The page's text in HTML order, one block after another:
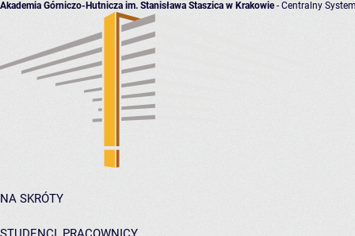
Akademia Górniczo-Hutnicza im. Stanisława Staszica w Krakowie- Centralny
NA SKRÓTY